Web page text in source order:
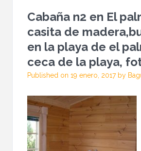
Cabaña n2 en El
casita de
en la playa de el
ceca de la playa,
Published on 19 enero, 2017 by